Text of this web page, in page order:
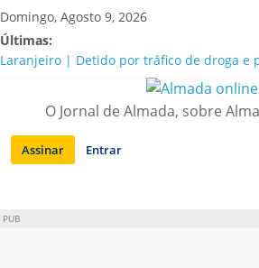
Saltar
para
conteúdo
Domingo, Agosto 9, 2026
Últimas:
Laranjeiro | Detido por tráfico de droga e
A “crise” da água em Almada: ilações e
Costa da Caparica | Polícia Marítima e
irregularidades em habitações e
APA diz que falta de água em Almada “foi
O Jornal de Almada, sobre
Assinar Entrar
PUB